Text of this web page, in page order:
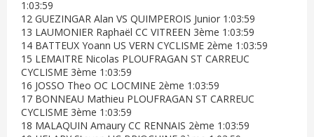
1:03:59
12 GUEZINGAR Alan VS QUIMPEROIS Junior 1:03:59
13 LAUMONIER Raphaël CC VITREEN 3ème 1:03:59
14 BATTEUX Yoann US VERN CYCLISME 2ème 1:03:59
15 LEMAITRE Nicolas PLOUFRAGAN ST CARREUC
CYCLISME 3ème 1:03:59
16 JOSSO Theo OC LOCMINE 2ème 1:03:59
17 BONNEAU Mathieu PLOUFRAGAN ST CARREUC
CYCLISME 3ème 1:03:59
18 MALAQUIN Amaury CC RENNAIS 2ème 1:03:59